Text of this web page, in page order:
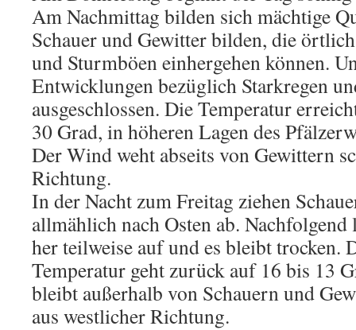
Am Nachmittag bilden sich mächtige
Schauer und Gewitter bilden, die
und Sturmböen einhergehen können.
Entwicklungen bezüglich Starkregen
ausgeschlossen. Die Temperatur
30 Grad, in höheren Lagen des
Der Wind weht abseits von Gewittern
Richtung.
In der Nacht zum Freitag ziehen
allmählich nach Osten ab. Nachfolgend
her teilweise auf und es bleibt trocken.
Temperatur geht zurück auf 16 bis 13
bleibt außerhalb von Schauern und
aus westlicher Richtung.